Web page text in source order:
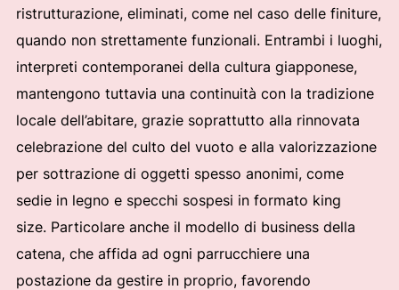
ristrutturazione, eliminati, come nel caso delle finiture,
quando non strettamente funzionali. Entrambi i luoghi,
interpreti contemporanei della cultura giapponese,
mantengono tuttavia una continuità con la tradizione
locale dell’abitare, grazie soprattutto alla rinnovata
celebrazione del culto del vuoto e alla valorizzazione
per sottrazione di oggetti spesso anonimi, come
sedie in legno e specchi sospesi in formato king
size. Particolare anche il modello di business della
catena, che affida ad ogni parrucchiere una
postazione da gestire in proprio, favorendo